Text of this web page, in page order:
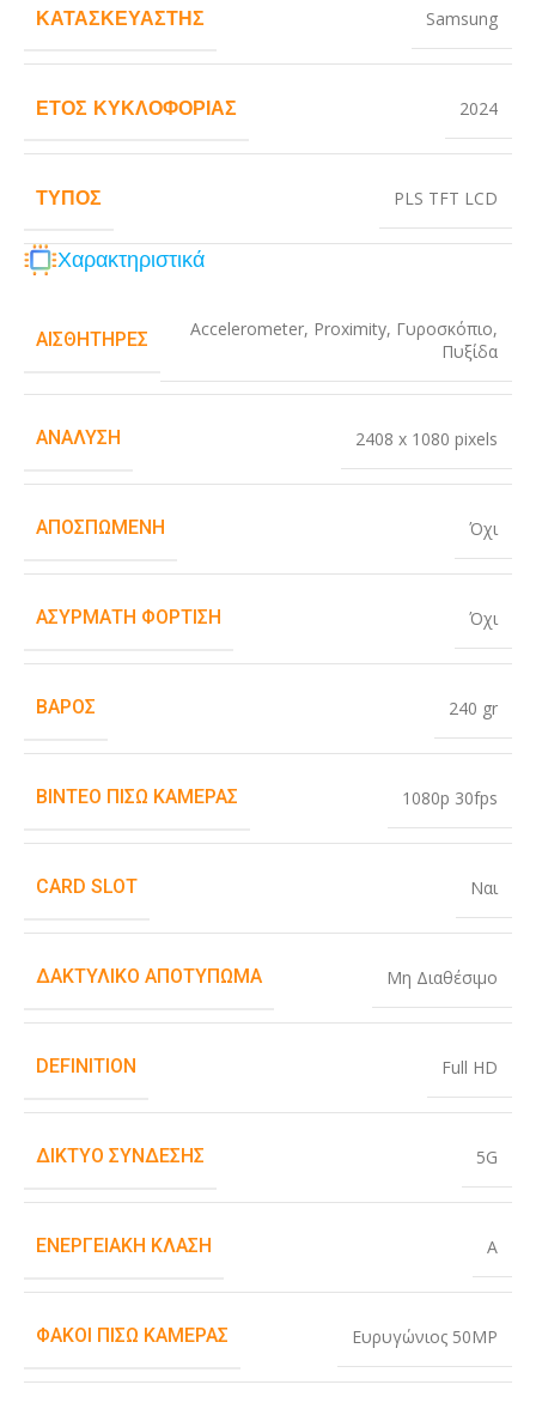
ΚΑΤΑΣΚΕΥΑΣΤΉΣ Samsung
ΈΤΟΣ ΚΥΚΛΟΦΟΡΊΑΣ 2024
ΤΎΠΟΣ PLS TFT LCD
Χαρακτηριστικά
ΑΙΣΘΗΤΉΡΕΣ Accelerometer, Proximity, Γυροσκόπιο,
Πυξίδα
ΑΝΆΛΥΣΗ 2408 x 1080 pixels
ΑΠΟΣΠΏΜΕΝΗ Όχι
ΑΣΎΡΜΑΤΗ ΦΌΡΤΙΣΗ Όχι
ΒΆΡΟΣ 240 gr
ΒΊΝΤΕΟ ΠΊΣΩ ΚΆΜΕΡΑΣ 1080p 30fps
CARD SLOT Ναι
ΔΑΚΤΥΛΙΚΌ ΑΠΟΤΎΠΩΜΑ Μη Διαθέσιμο
DEFINITION Full HD
ΔΊΚΤΥΟ ΣΎΝΔΕΣΗΣ 5G
ΕΝΕΡΓΕΙΑΚΉ ΚΛΆΣΗ A
ΦΑΚΟΊ ΠΊΣΩ ΚΆΜΕΡΑΣ Ευρυγώνιος 50MP